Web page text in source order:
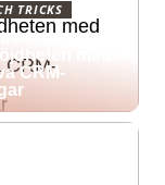
TRICKS
med
CRM-